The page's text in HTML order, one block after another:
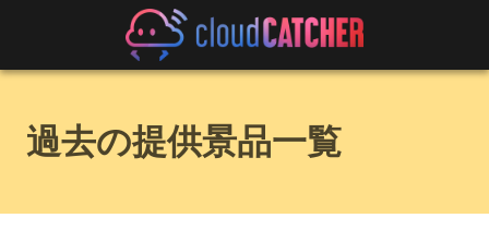
過去の提供景品一覧